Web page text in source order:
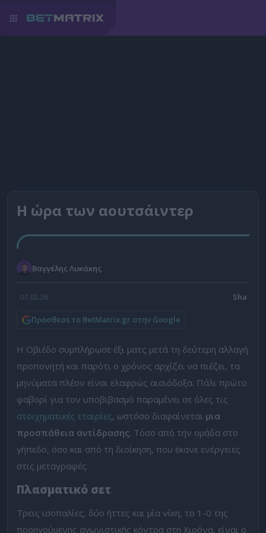
Η ώρα των αουτσάιντερ
Βαγγέλης Λυκάκης
07.02.26
Πρόσθεσε το BetMatrix.gr στην Google
Η Οβιέδο συμπλήρωσε έξι ματς μετά τη δεύτερη αλλαγή
προπονητή και παρότι ο χρόνος αρχίζει να πιέζει, τα
μηνύματα πλέον είναι ελαφρώς αισιόδοξα. Πάλι πρώτο
φαβορί για τον υποβιβασμό παραμένει σε όλες τις
στοιχηματικές εταιρίες, ωστόσο διαφαίνεται μια
προσπάθεια αντίδρασης. Τόσο από την ομάδα στο
γήπεδο, όσο και από τη διοίκηση, που έκανε ενέργειες
στις μεταγραφές.
Πλασματικό σετ
Τρεις ισοπαλίες, δύο ήττες και μία νίκη, το 1-0 της
προηγούμενης αγωνιστικής κόντρα στη Χιρόνα, είναι ο